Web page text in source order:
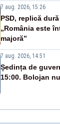
7 aug. 2026, 15:26
PSD, replică
„România este
majoră”
7 aug. 2026, 14:51
Ședința de
15:00. Bolojan